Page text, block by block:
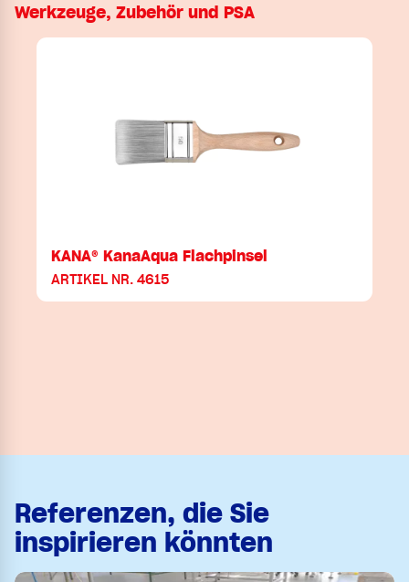
Werkzeuge, Zubehör und PSA
KANA® KanaAqua Flachpinsel
ARTIKEL NR. 4615
Referenzen, die Sie
inspirieren könnten